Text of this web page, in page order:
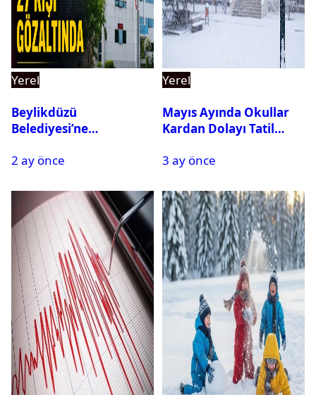
Yerel
Beylikdüzü
Belediyesi’ne
Gözaltına Alındı
2 ay önce
Yerel
Mayıs Ayında Okullar
Kardan Dolayı Tatil
3 ay önce